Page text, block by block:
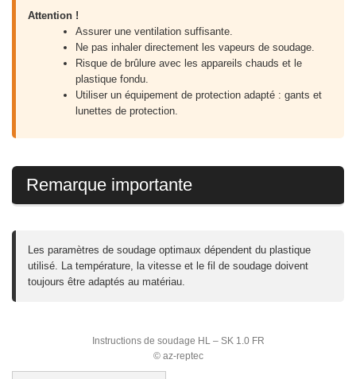
Attention !
Assurer une ventilation suffisante.
Ne pas inhaler directement les vapeurs de soudage.
Risque de brûlure avec les appareils chauds et le
plastique fondu.
Utiliser un équipement de protection adapté : gants et
lunettes de protection.
Remarque importante
Les paramètres de soudage optimaux dépendent du plastique
utilisé. La température, la vitesse et le fil de soudage doivent
toujours être adaptés au matériau.
Instructions de soudage HL – SK 1.0 FR
© az-reptec